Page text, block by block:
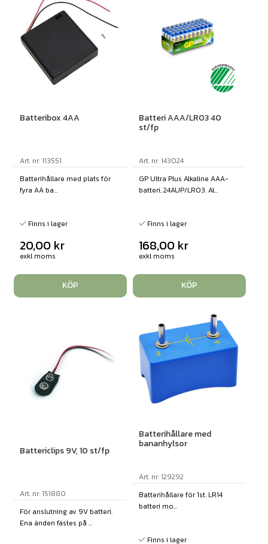
Batteribox 4AA
Art. nr: 113551
Batterihållare med plats för
fyra AA ba...
Finns i lager
20,00 kr
exkl moms
KÖP
Batteri AAA/LR03 40
st/fp
Art. nr: 143024
GP Ultra Plus Alkaline AAA-
batteri, 24AUP/LR03. Al...
Finns i lager
168,00 kr
exkl moms
KÖP
Battericlips 9V, 10 st/fp
Art. nr: 151880
För anslutning av 9V batteri.
Ena änden fästes på ...
Batterihållare med
bananhylsor
Art. nr: 129292
Batterihållare för 1st. LR14
batteri mo...
Finns i lager